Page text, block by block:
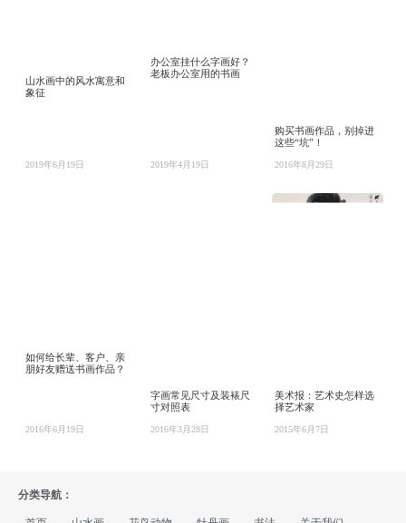
山水画中的风水寓意和
象征
2019年6月19日
办公室挂什么字画好？
老板办公室用的书画
2019年4月19日
购买书画作品，别掉进
这些“坑”！
2016年8月29日
如何给长辈、客户、亲
朋好友赠送书画作品？
2016年6月19日
字画常见尺寸及装裱尺
寸对照表
2016年3月28日
美术报：艺术史怎样选
择艺术家
2015年6月7日
分类导航：